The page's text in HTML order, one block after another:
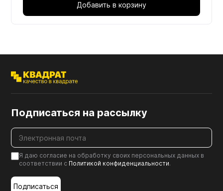
Добавить в корзину
Подписаться на рассылку
Я даю согласие на обработку своих персональных данных в
соответствии с Политикой конфиденциальности.
Подписаться